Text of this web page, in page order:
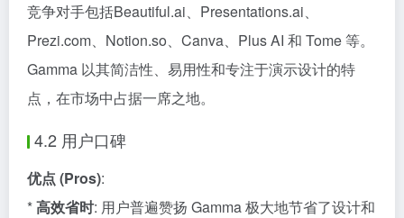
竞争对手包括Beautiful.ai、Presentations.ai、
Prezi.com、Notion.so、Canva、Plus AI 和 Tome 等。
Gamma 以其简洁性、易用性和专注于演示设计的特
点，在市场中占据一席之地。
4.2 用户口碑
优点 (Pros):
*高效省时: 用户普遍赞扬 Gamma 极大地节省了设计和